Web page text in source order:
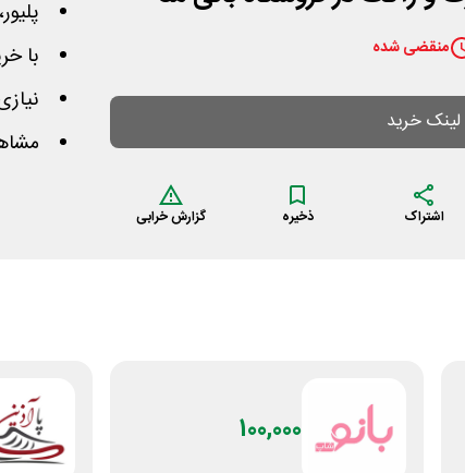
منقضی شده
لینک خرید
اشتراک ذخیره گزارش خرابی
با خرید 2 محصول، کالای ارزان تر را به
100,000